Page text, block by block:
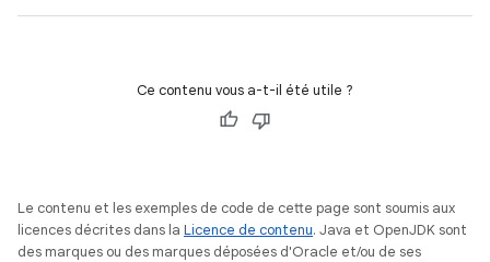
Ce contenu vous a-t-il été utile ?
Le contenu et les exemples de code de cette page sont soumis aux
licences décrites dans la Licence de contenu. Java et OpenJDK sont
des marques ou des marques déposées d'Oracle et/ou de ses